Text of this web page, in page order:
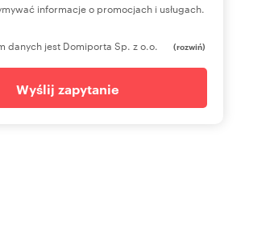
informacje o promocjach i usługach.
danych jest Domiporta Sp. z o.o. (rozwiń)
Wyślij zapytanie